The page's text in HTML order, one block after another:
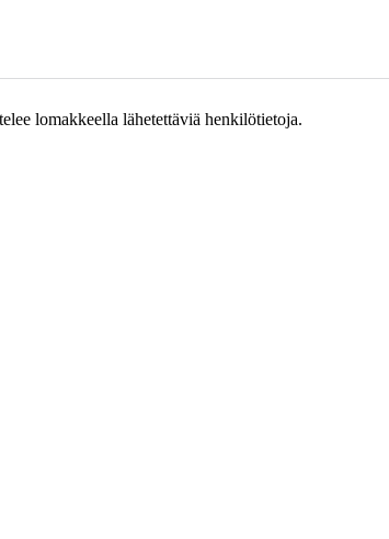
lomakkeella lähetettäviä henkilötietoja.